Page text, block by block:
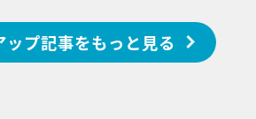
ップ記事をもっと見る